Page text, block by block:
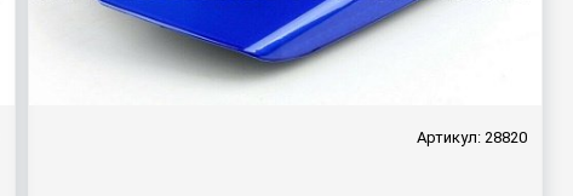
Артикул: 28820